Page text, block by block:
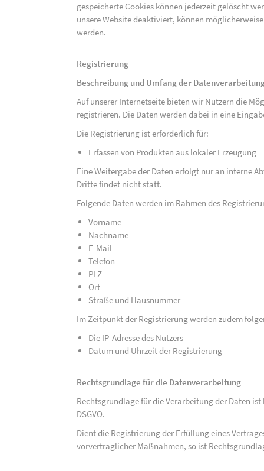
gespeicherte Cookies können jederzeit gelöscht
unsere Website deaktiviert, können
werden.
Registrierung
Beschreibung und Umfang der
Auf unserer Internetseite bieten wir Nutzern die
registrieren. Die Daten werden dabei in eine
Die Registrierung ist erforderlich für:
Erfassen von Produkten aus lokaler Erzeugung
Eine Weitergabe der Daten erfolgt nur an interne
Dritte findet nicht statt.
Folgende Daten werden im Rahmen des
Vorname
Nachname
E-Mail
Telefon
PLZ
Ort
Straße und Hausnummer
Im Zeitpunkt der Registrierung werden zudem
Die IP-Adresse des Nutzers
Datum und Uhrzeit der Registrierung
Rechtsgrundlage für die Datenverarbeitung
Rechtsgrundlage für die Verarbeitung der Daten
DSGVO.
Dient die Registrierung der Erfüllung eines
vorvertraglicher Maßnahmen, so ist